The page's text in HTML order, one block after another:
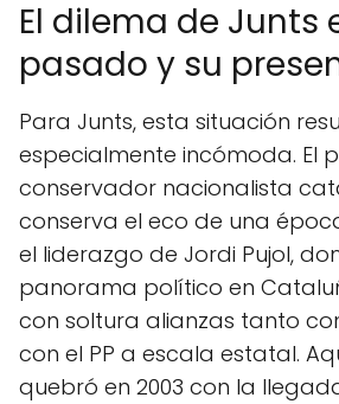
El dilema de Junts
pasado y su
Para Junts, esta situación
especialmente incómoda. El
conservador nacionalista
conserva el eco de una
el liderazgo de Jordi Pujol,
panorama político en
con soltura alianzas tanto
con el PP a escala estatal.
quebró en 2003 con la